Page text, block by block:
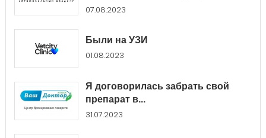
Major...
07.08.2023
Были на УЗИ
01.08.2023
Я договорилась забрать свой
препарат в...
31.07.2023